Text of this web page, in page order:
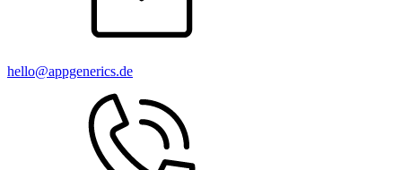
hello@appgenerics.de